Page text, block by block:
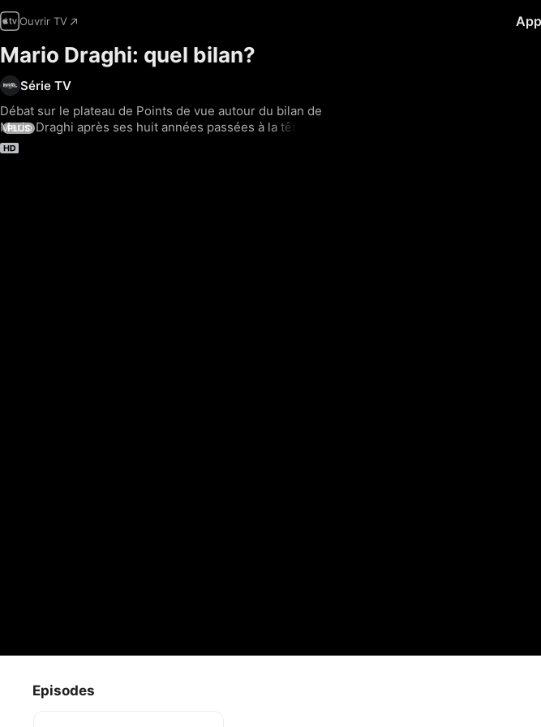
Ouvrir TV
Mario Draghi: quel bilan?
Série TV
Débat sur le plateau de Points de vue autour du bilan de
Mario Draghi après ses huit années passées à la tête de
la BCE.
PLUS
Episodes